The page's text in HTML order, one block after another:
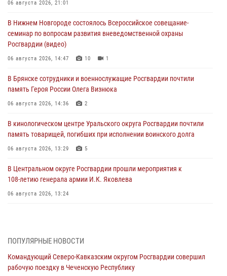
06 августа 2026, 21:01
В Нижнем Новгороде состоялось Всероссийское совещание-
семинар по вопросам развития вневедомственной охраны
Росгвардии (видео)
06 августа 2026, 14:47 10 1
В Брянске сотрудники и военнослужащие Росгвардии почтили
память Героя России Олега Визнюка
06 августа 2026, 14:36 2
В кинологическом центре Уральского округа Росгвардии почтили
память товарищей, погибших при исполнении воинского долга
06 августа 2026, 13:29 5
В Центральном округе Росгвардии прошли мероприятия к
108‑летию генерала армии И.К. Яковлева
06 августа 2026, 13:24
06 августа 2026, 12:35 1
Росгвардейцы провели выставку вооружения для участников сбора
«Гвардеец» в Пензе (видео)
ПОПУЛЯРНЫЕ НОВОСТИ
Командующий Северо-Кавказским округом Росгвардии совершил
рабочую поездку в Чеченскую Республику